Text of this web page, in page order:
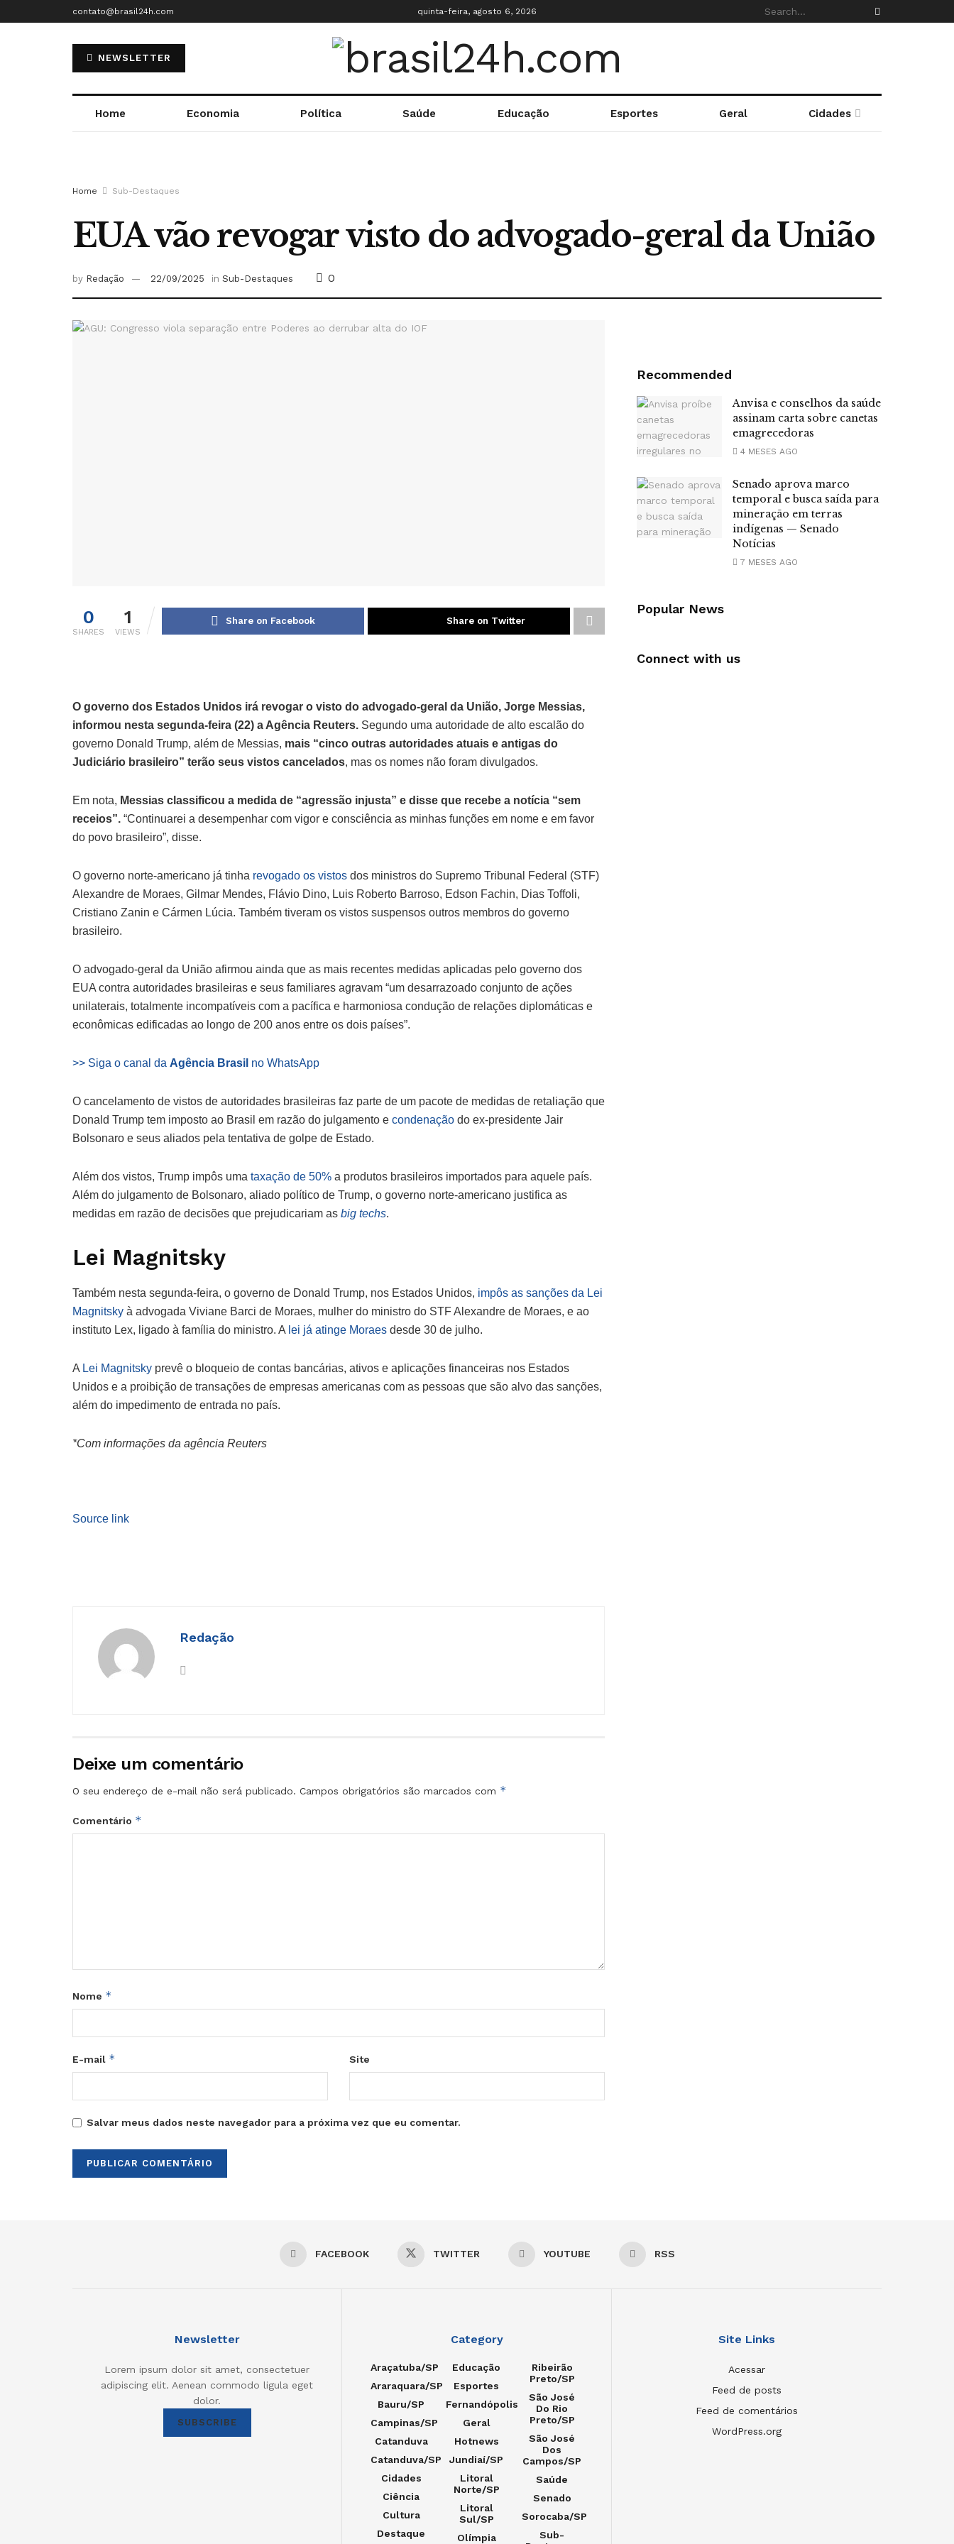
contato@brasil24h.com quinta-feira, agosto 6, 2026
NEWSLETTER
Home Economia Política Saúde Educação Esportes Geral Cidades
Home Sub-Destaques
EUA vão revogar visto do advogado-geral da União
by Redação 22/09/2025 in Sub-Destaques 0
0
SHARES
1
VIEWS
Share on Facebook Share on Twitter
O governo dos Estados Unidos irá revogar o visto do advogado-geral da União, Jorge Messias,
informou nesta segunda-feira (22) a Agência Reuters. Segundo uma autoridade de alto escalão do
governo Donald Trump, além de Messias, mais “cinco outras autoridades atuais e antigas do
Judiciário brasileiro” terão seus vistos cancelados, mas os nomes não foram divulgados.
Em nota, Messias classificou a medida de “agressão injusta” e disse que recebe a notícia “sem
receios”. “Continuarei a desempenhar com vigor e consciência as minhas funções em nome e em favor
do povo brasileiro”, disse.
O governo norte-americano já tinha revogado os vistos dos ministros do Supremo Tribunal Federal (STF)
Alexandre de Moraes, Gilmar Mendes, Flávio Dino, Luis Roberto Barroso, Edson Fachin, Dias Toffoli,
Cristiano Zanin e Cármen Lúcia. Também tiveram os vistos suspensos outros membros do governo
brasileiro.
O advogado-geral da União afirmou ainda que as mais recentes medidas aplicadas pelo governo dos
EUA contra autoridades brasileiras e seus familiares agravam “um desarrazoado conjunto de ações
unilaterais, totalmente incompatíveis com a pacífica e harmoniosa condução de relações diplomáticas e
econômicas edificadas ao longo de 200 anos entre os dois países”.
>> Siga o canal da Agência Brasil no WhatsApp
O cancelamento de vistos de autoridades brasileiras faz parte de um pacote de medidas de retaliação que
Donald Trump tem imposto ao Brasil em razão do julgamento e condenação do ex-presidente Jair
Bolsonaro e seus aliados pela tentativa de golpe de Estado.
Além dos vistos, Trump impôs uma taxação de 50% a produtos brasileiros importados para aquele país.
Além do julgamento de Bolsonaro, aliado político de Trump, o governo norte-americano justifica as
medidas em razão de decisões que prejudicariam as big techs.
Lei Magnitsky
Também nesta segunda-feira, o governo de Donald Trump, nos Estados Unidos, impôs as sanções da Lei
Magnitsky à advogada Viviane Barci de Moraes, mulher do ministro do STF Alexandre de Moraes, e ao
instituto Lex, ligado à família do ministro. A lei já atinge Moraes desde 30 de julho.
A Lei Magnitsky prevê o bloqueio de contas bancárias, ativos e aplicações financeiras nos Estados
Unidos e a proibição de transações de empresas americanas com as pessoas que são alvo das sanções,
além do impedimento de entrada no país.
*Com informações da agência Reuters
Source link
Redação
Deixe um comentário
O seu endereço de e-mail não será publicado. Campos obrigatórios são marcados com *
Comentário *
Nome *
E-mail * Site
Salvar meus dados neste navegador para a próxima vez que eu comentar.
Recommended
Anvisa e conselhos da saúde
assinam carta sobre canetas
emagrecedoras
4 MESES AGO
Senado aprova marco
temporal e busca saída para
mineração em terras
indígenas — Senado
Notícias
7 MESES AGO
Popular News
Connect with us
FACEBOOK TWITTER YOUTUBE RSS
Newsletter
Lorem ipsum dolor sit amet, consectetuer
adipiscing elit. Aenean commodo ligula eget
dolor.
SUBSCRIBE
Category
Araçatuba/SP
Araraquara/SP
Bauru/SP
Campinas/SP
Catanduva
Catanduva/SP
Cidades
Ciência
Cultura
Destaque
Educação
Esportes
Fernandópolis
Geral
Hotnews
Jundiaí/SP
Litoral
Norte/SP
Litoral
Sul/SP
Olímpia
Ribeirão
Preto/SP
São José
Do Rio
Preto/SP
São José
Dos
Campos/SP
Saúde
Senado
Sorocaba/SP
Sub-
Site Links
Acessar
Feed de posts
Feed de comentários
WordPress.org